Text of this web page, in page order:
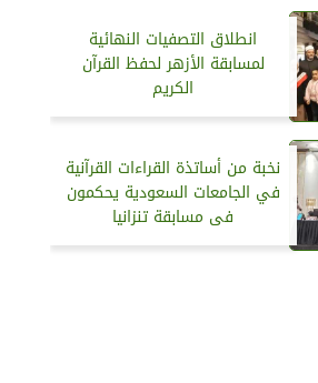
انطلاق التصفيات النهائية
لمسابقة الأزهر لحفظ القرآن
الكريم
نخبة من أساتذة القراءات القرآنية
في الجامعات السعودية يحكمون
فى مسابقة تنزانيا